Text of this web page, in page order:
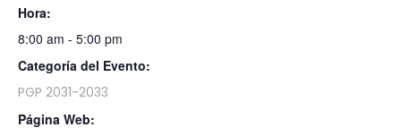
Hora:
8:00 am - 5:00 pm
Categoría del Evento:
PGP 2031-2033
Página Web: